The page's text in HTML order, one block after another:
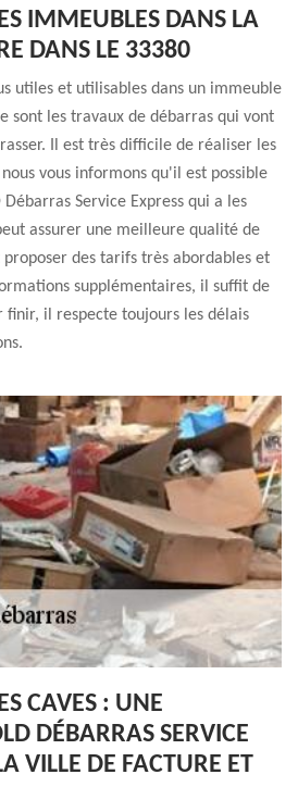
IMMEUBLES DANS LA
DANS LE 33380
utiles et utilisables dans un immeuble
sont les travaux de débarras qui vont
Il est très difficile de réaliser les
vous informons qu'il est possible
Service Express qui a les
assurer une meilleure qualité de
des tarifs très abordables et
supplémentaires, il suffit de
finir, il respecte toujours les délais
CAVES : UNE
DÉBARRAS SERVICE
VILLE DE FACTURE ET